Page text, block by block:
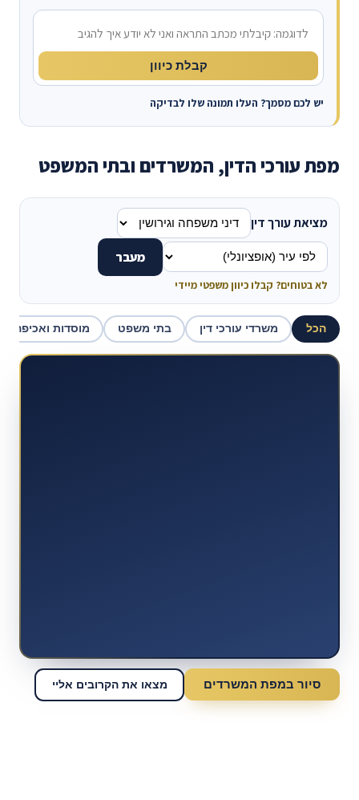
מה קרה?
קבלת כיוון
יש לכם מסמך? העלו תמונה שלו לבדיקה
מפת עורכי הדין, המשרדים ובתי המשפט
מציאת עורך דין
מעבר
לא בטוחים? קבלו כיוון משפטי מיידי
הכל משרדי עורכי דין בתי משפט מוסדות ואכיפה
סיור במפת המשרדים מצאו את הקרובים אליי